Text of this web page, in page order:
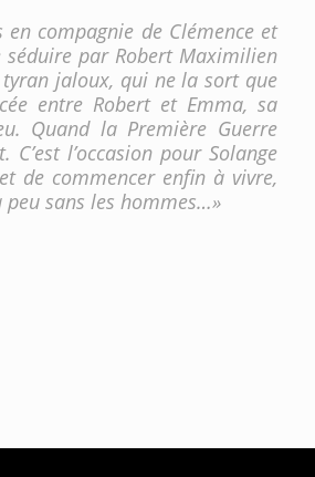
compagnie de Clémence et
par Robert Maximilien
tyran jaloux, qui ne la sort que
entre Robert et Emma, sa
Quand la Première Guerre
l’occasion pour Solange
de commencer enfin à vivre,
peu sans les hommes…»